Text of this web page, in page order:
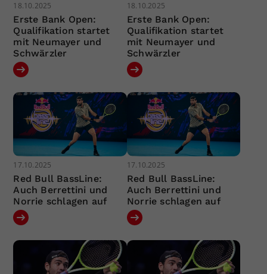
18.10.2025
Erste Bank Open:
Qualifikation startet
mit Neumayer und
Schwärzler
18.10.2025
Erste Bank Open:
Qualifikation startet
mit Neumayer und
Schwärzler
17.10.2025
Red Bull BassLine:
Auch Berrettini und
Norrie schlagen auf
17.10.2025
Red Bull BassLine:
Auch Berrettini und
Norrie schlagen auf